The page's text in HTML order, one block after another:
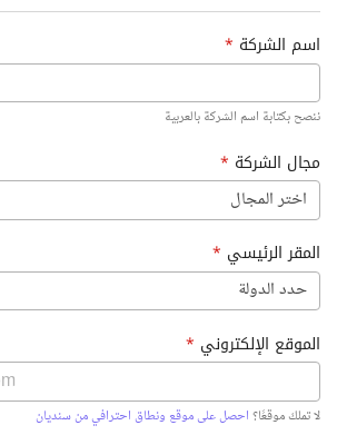
اسم الشركة *
ننصح بكتابة اسم الشركة بالعربية
مجال الشركة *
اختر المجال
المقر الرئيسي *
حدد الدولة
الموقع الإلكتروني *
لا تملك موقعًا؟ احصل على موقع ونطاق احترافي من سنديان